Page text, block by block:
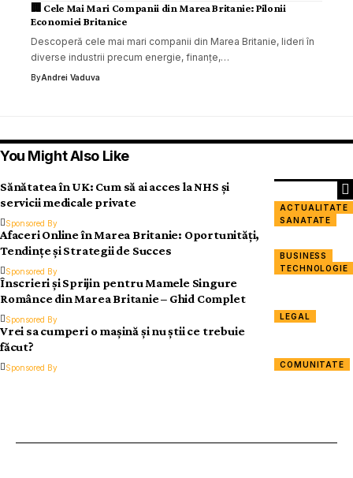
🏢 Cele Mai Mari Companii din Marea Britanie: Pilonii
Economiei Britanice
Descoperă cele mai mari companii din Marea Britanie, lideri în
diverse industrii precum energie, finanțe,…
ByAndrei Vaduva
You Might Also Like
ACTUALITATE
SANATATE
Sănătatea în UK: Cum să ai acces la NHS și
servicii medicale private
Sponsored By
BUSINESS
TECHNOLOGIE
Afaceri Online în Marea Britanie: Oportunități,
Tendințe și Strategii de Succes
Sponsored By
LEGAL
Înscrieri și Sprijin pentru Mamele Singure
Românce din Marea Britanie – Ghid Complet
Sponsored By
COMUNITATE
Vrei sa cumperi o mașină și nu știi ce trebuie
făcut?
Sponsored By